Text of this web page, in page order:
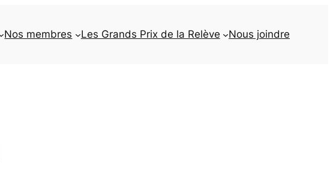
Nos membres Les Grands Prix de la Relève Nous joindre